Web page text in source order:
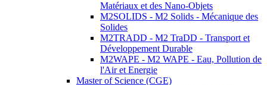
Matériaux et des Nano-Objets
M2SOLIDS - M2 Solids - Mécanique des
Solides
M2TRADD - M2 TraDD - Transport et
Développement Durable
M2WAPE - M2 WAPE - Eau, Pollution de
l'Air et Energie
Master of Science (CGE)